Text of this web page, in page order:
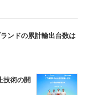
ンドの累計輸出台数は
技術の開